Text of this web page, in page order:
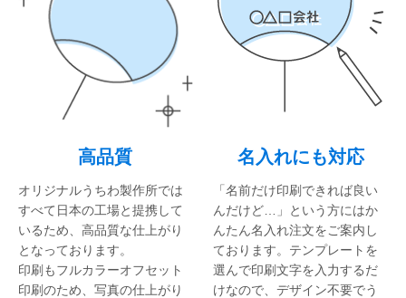
ご利用ガイド
初めてのお客様
ご注文の流れ
完全データ入稿(ai形式)について
WEBデザインメーカーについて
配送・送料について
納期について
お支払いについて
高品質
オリジナルうちわ製作所では
すべて日本の工場と提携して
いるため、高品質な仕上がり
となっております。
印刷もフルカラーオフセット
印刷のため、写真の仕上がり
名入れにも対応
「名前だけ印刷できれば良い
んだけど…」という方にはか
んたん名入れ注文をご案内し
ております。テンプレートを
選んで印刷文字を入力するだ
けなので、デザイン不要でう